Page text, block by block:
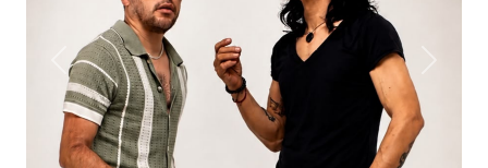
Previous